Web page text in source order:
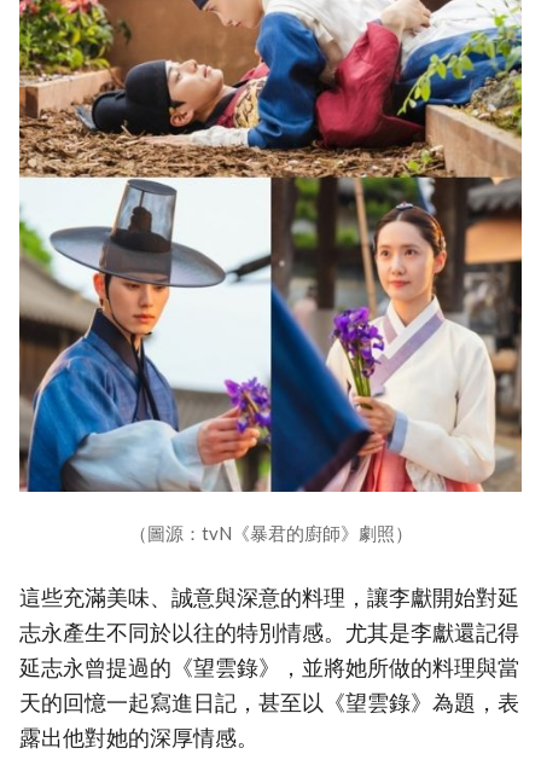
（圖源：tvN《暴君的廚師》劇照）
這些充滿美味、誠意與深意的料理，讓李獻開始對延
志永產生不同於以往的特別情感。尤其是李獻還記得
延志永曾提過的《望雲錄》，並將她所做的料理與當
天的回憶一起寫進日記，甚至以《望雲錄》為題，表
露出他對她的深厚情感。